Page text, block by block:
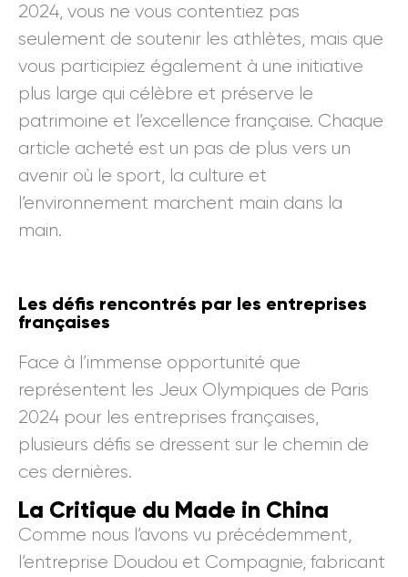
2024, vous ne vous contentiez pas
seulement de soutenir les athlètes, mais que
vous participiez également à une initiative
plus large qui célèbre et préserve le
patrimoine et l’excellence française. Chaque
article acheté est un pas de plus vers un
avenir où le sport, la culture et
l’environnement marchent main dans la
main.
Les défis rencontrés par les entreprises
françaises
Face à l’immense opportunité que
représentent les Jeux Olympiques de Paris
2024 pour les entreprises françaises,
plusieurs défis se dressent sur le chemin de
ces dernières.
La Critique du Made in China
Comme nous l’avons vu précédemment,
l’entreprise Doudou et Compagnie, fabricant